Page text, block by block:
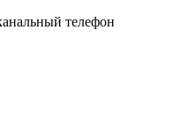
телефон